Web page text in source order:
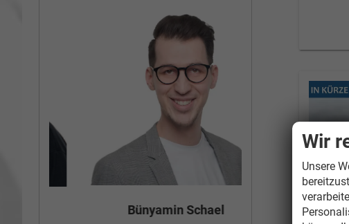
Bünyamin Schael Tom
Wir
Unsere